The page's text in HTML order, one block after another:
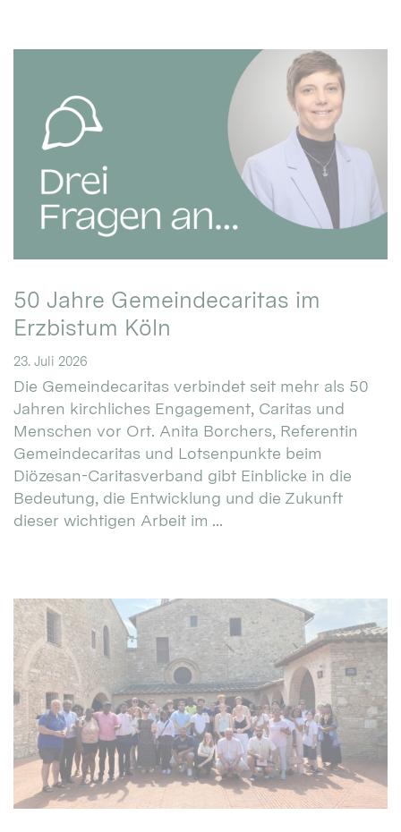
50 Jahre Gemeindecaritas im
Erzbistum Köln
23. Juli 2026
Die Gemeindecaritas verbindet seit mehr als 50
Jahren kirchliches Engagement, Caritas und
Menschen vor Ort. Anita Borchers, Referentin
Gemeindecaritas und Lotsenpunkte beim
Diözesan-Caritasverband gibt Einblicke in die
Bedeutung, die Entwicklung und die Zukunft
dieser wichtigen Arbeit im ...